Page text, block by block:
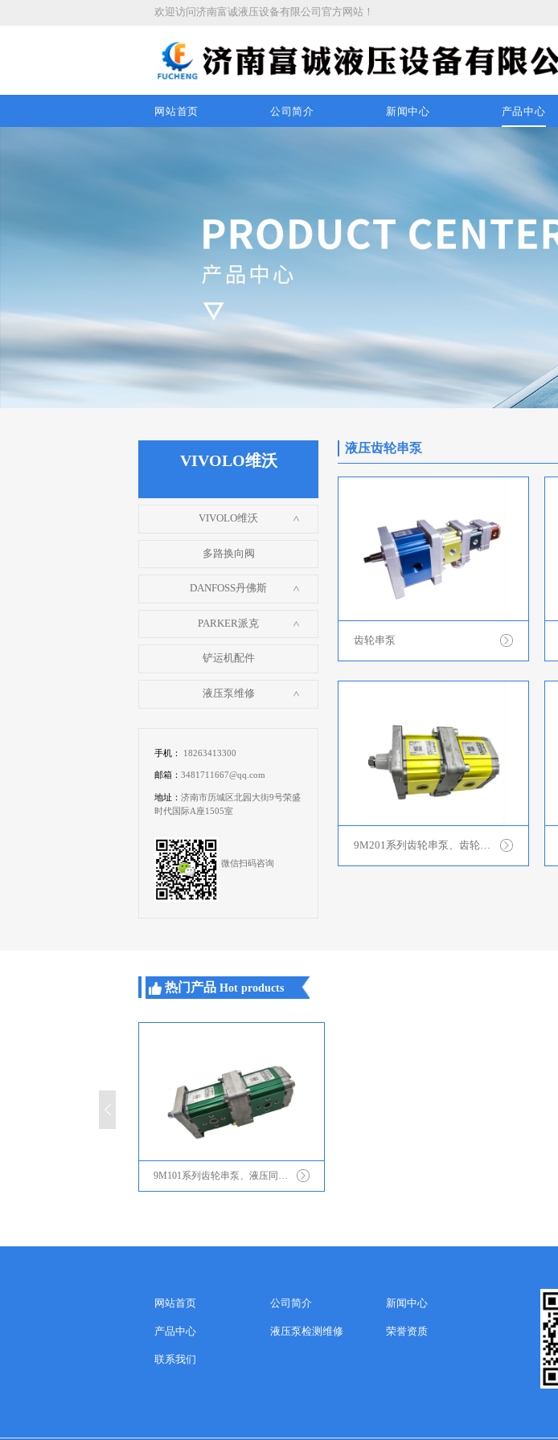
欢迎访问 济南富诚液压设备有限公司 官方网站 ！
网站首页 公司简介 新闻中心 产品中心
VIVOLO维沃
VIVOLO维沃 >
多路换向阀
DANFOSS丹佛斯 >
PARKER派克 >
铲运机配件
液压泵维修 >
手机： 18263413300
邮箱：3481711667@qq.com
地址：济南市历城区北园大街9号荣盛
时代国际A座1505室
微信扫码咨询
液压齿轮串泵
齿轮串泵
热门产品 Hot products
9M101系列齿轮串泵、液压同步分流器
网站首页 公司简介 新闻中心
产品中心 液压泵检测维修 荣誉资质
联系我们